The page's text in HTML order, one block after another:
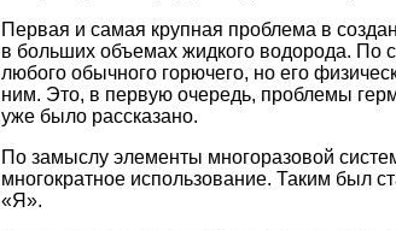
Первая и самая крупная проблема в
в больших объемах жидкого водорода. По
любого обычного горючего, но его
ним. Это, в первую очередь, проблемы
уже было рассказано.
По замыслу элементы многоразовой
многократное использование. Таким был
«Я».